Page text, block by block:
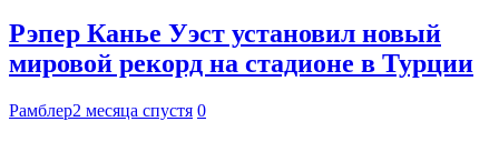
Рэпер Канье Уэст установил новый
мировой рекорд на стадионе в Турции
Рамблер2 месяца спустя 0